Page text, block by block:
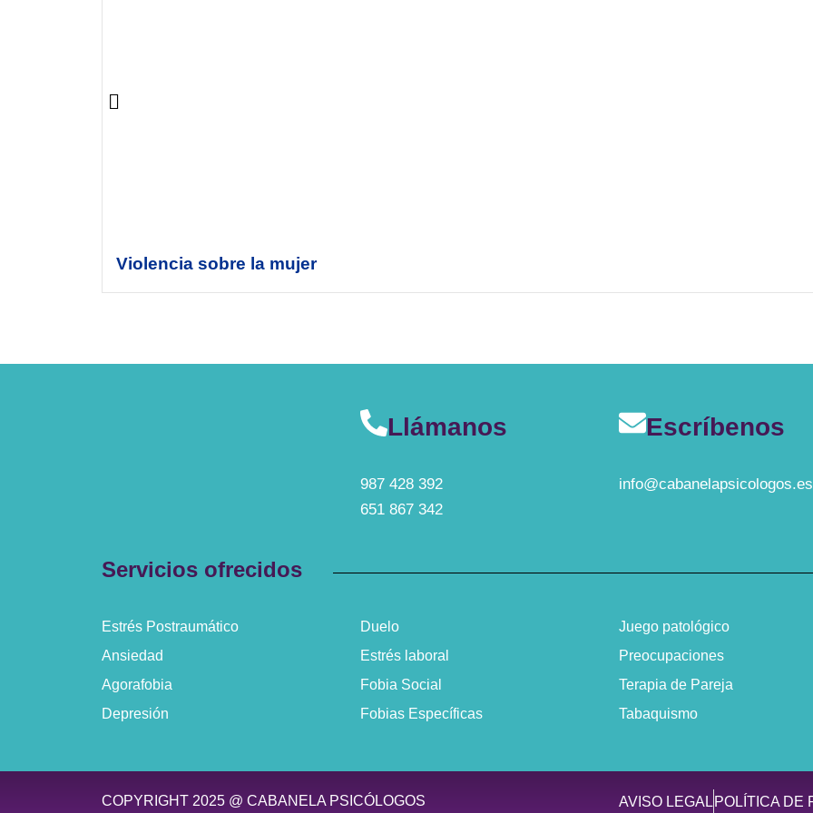
Violencia sobre la mujer
Llámanos
987 428 392
651 867 342
Escríbenos
info@cabanelapsicologos.es
Servicios ofrecidos
Estrés Postraumático
Ansiedad
Agorafobia
Depresión
Duelo
Estrés laboral
Fobia Social
Fobias Específicas
Juego patológico
Preocupaciones
Terapia de Pareja
Tabaquismo
COPYRIGHT 2025 @ CABANELA PSICÓLOGOS AVISO LEGAL POLÍTICA DE